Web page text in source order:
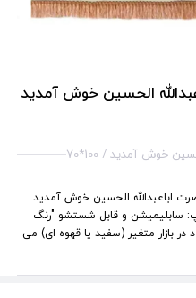
الحسین خوش آمدید
خوش آمدید / 100*70
اباعبدالله الحسین خوش آمدید
سانتیمتر چاپ: سابلیمیشن و قابل شستشو "رنگ
بازار متغیر (سفید یا قهوه ای) می